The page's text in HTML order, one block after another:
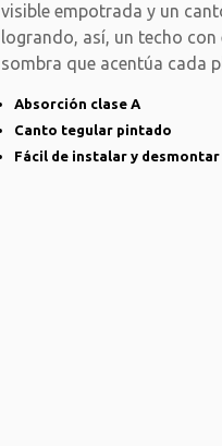
visible empotrada y un
logrando, así, un techo con
sombra que acentúa cada
Absorción clase A
Canto tegular pintado
Fácil de instalar y desmontar